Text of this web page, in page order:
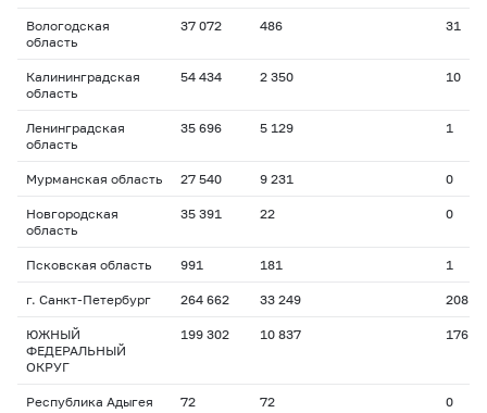
Вологодская
область
37 072 486 31
Калининградская
область
54 434 2 350 10
Ленинградская
область
35 696 5 129 1
Мурманская область 27 540 9 231 0
Новгородская
область
35 391 22 0
Псковская область 991 181 1
г. Санкт-Петербург 264 662 33 249 208
ЮЖНЫЙ
ФЕДЕРАЛЬНЫЙ
ОКРУГ
199 302 10 837 176
Республика Адыгея
72 72 0